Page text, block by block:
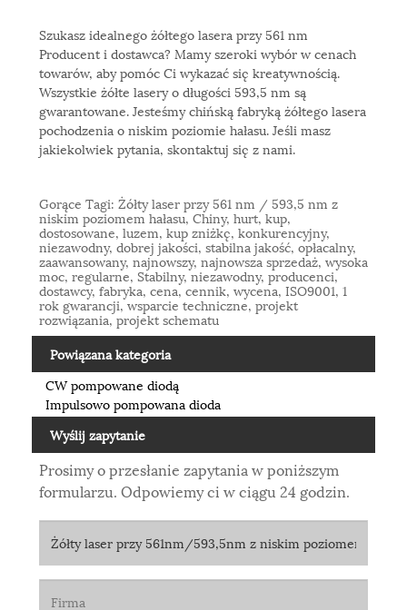
Szukasz idealnego żółtego lasera przy 561 nm
Producent i dostawca? Mamy szeroki wybór w cenach
towarów, aby pomóc Ci wykazać się kreatywnością.
Wszystkie żółte lasery o długości 593,5 nm są
gwarantowane. Jesteśmy chińską fabryką żółtego lasera
pochodzenia o niskim poziomie hałasu. Jeśli masz
jakiekolwiek pytania, skontaktuj się z nami.
Gorące Tagi: Żółty laser przy 561 nm / 593,5 nm z
niskim poziomem hałasu, Chiny, hurt, kup,
dostosowane, luzem, kup zniżkę, konkurencyjny,
niezawodny, dobrej jakości, stabilna jakość, opłacalny,
zaawansowany, najnowszy, najnowsza sprzedaż, wysoka
moc, regularne, Stabilny, niezawodny, producenci,
dostawcy, fabryka, cena, cennik, wycena, ISO9001, 1
rok gwarancji, wsparcie techniczne, projekt
rozwiązania, projekt schematu
Powiązana kategoria
CW pompowane diodą
Impulsowo pompowana dioda
Wyślij zapytanie
Prosimy o przesłanie zapytania w poniższym
formularzu. Odpowiemy ci w ciągu 24 godzin.